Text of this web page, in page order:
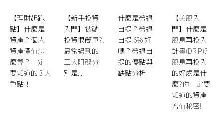
【理財起跑
點】什麼是
資產？個人
資產價值怎
麼算？一定
要知道的 3 大
重點！
【新手投資
入門】被動
投資很簡單?!
最常遇到的
三大阻礙分
別是...
什麼是勞退
自提？勞退
自提 6% 好
嗎？勞退自
提的優點與
缺點分析
【美股入
門】什麼是
股息再投入
計畫(DRIP)?
股息再投入
的好處是什
麼?你一定要
知道的資產
增值秘密!